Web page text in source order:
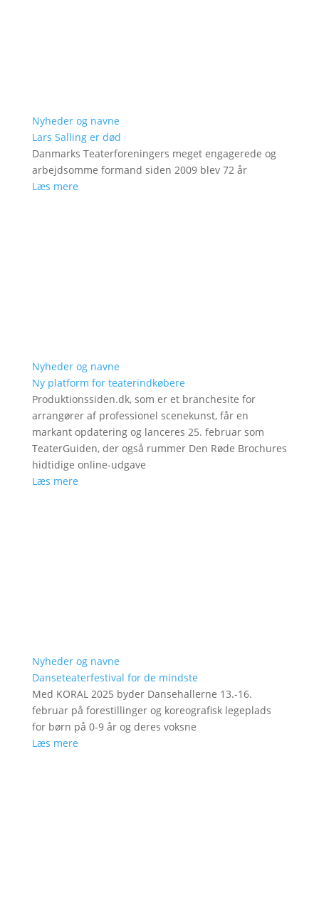
Nyheder og navne
Lars Salling er død
Danmarks Teaterforeningers meget engagerede og
arbejdsomme formand siden 2009 blev 72 år
Læs mere
Nyheder og navne
Ny platform for teaterindkøbere
Produktionssiden.dk, som er et branchesite for
arrangører af professionel scenekunst, får en
markant opdatering og lanceres 25. februar som
TeaterGuiden, der også rummer Den Røde Brochures
hidtidige online-udgave
Læs mere
Nyheder og navne
Danseteaterfestival for de mindste
Med KORAL 2025 byder Dansehallerne 13.-16.
februar på forestillinger og koreografisk legeplads
for børn på 0-9 år og deres voksne
Læs mere